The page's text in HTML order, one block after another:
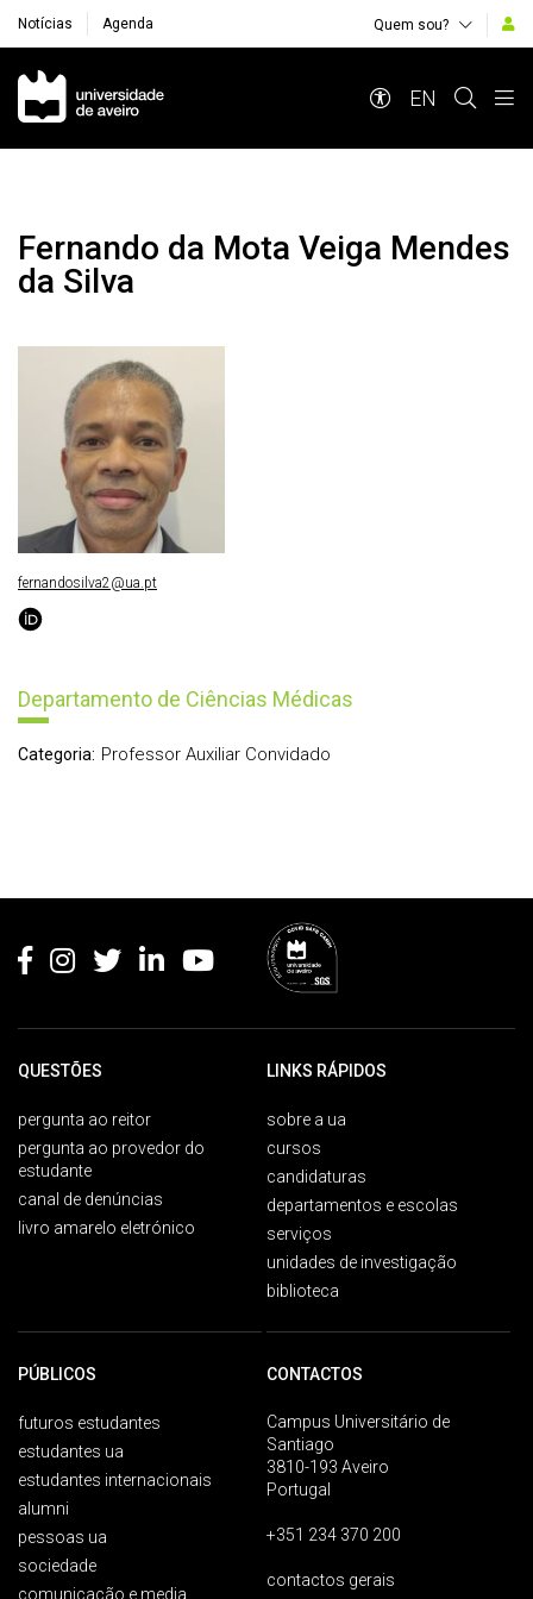
Notícias Agenda Quem sou?
Navegação Principal
EN
Fernando da Mota Veiga Mendes
da Silva
Departamento de Ciências Médicas
Categoria: Professor Auxiliar Convidado
fernandosilva2@ua.pt
QUESTÕES
pergunta ao reitor
pergunta ao provedor do
estudante
canal de denúncias
livro amarelo eletrónico
LINKS RÁPIDOS
sobre a ua
cursos
candidaturas
departamentos e escolas
serviços
unidades de investigação
biblioteca
PÚBLICOS
futuros estudantes
estudantes ua
estudantes internacionais
alumni
pessoas ua
sociedade
comunicação e media
CONTACTOS
Campus Universitário de
Santiago
3810-193 Aveiro
Portugal
+351 234 370 200
contactos gerais